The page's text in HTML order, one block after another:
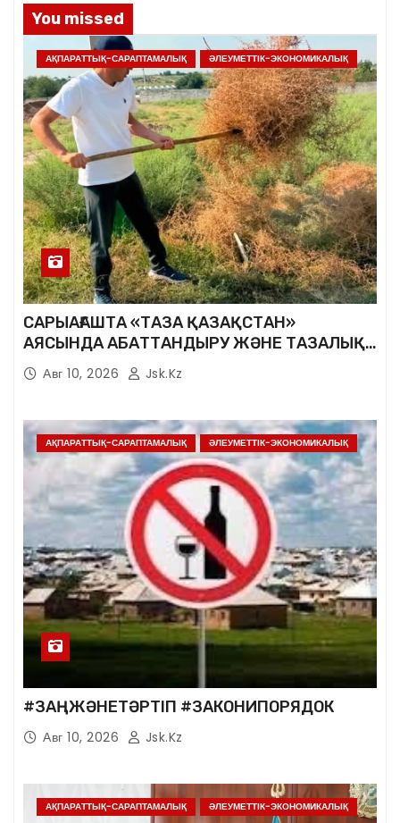
You missed
АҚПАРАТТЫҚ-САРАПТАМАЛЫҚ ӘЛЕУМЕТТІК-ЭКОНОМИКАЛЫҚ
САРЫАҒАШТА «ТАЗА ҚАЗАҚСТАН»
АЯСЫНДА АБАТТАНДЫРУ ЖӘНЕ ТАЗАЛЫҚ
ЖҰМЫСТАРЫ ЖАЛҒАСУДА
Авг 10, 2026 Jsk.kz
АҚПАРАТТЫҚ-САРАПТАМАЛЫҚ ӘЛЕУМЕТТІК-ЭКОНОМИКАЛЫҚ
#ЗАҢЖӘНЕТӘРТІП #ЗАКОНИПОРЯДОК
Авг 10, 2026 Jsk.kz
АҚПАРАТТЫҚ-САРАПТАМАЛЫҚ ӘЛЕУМЕТТІК-ЭКОНОМИКАЛЫҚ